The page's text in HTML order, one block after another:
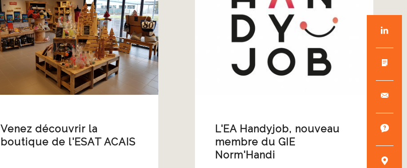
Venez découvrir la
boutique de l'ESAT ACAIS
L'EA Handyjob, nouveau
membre du GIE
Norm'Handi